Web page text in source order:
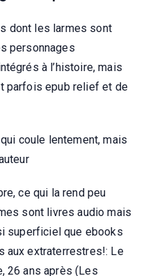
dont les larmes sont
personnages
à l’histoire, mais
parfois epub relief et de
coule lentement, mais
ce qui la rend peu
sont livres audio mais
superficiel que ebooks
aux extraterrestres!: Le
26 ans après (Les